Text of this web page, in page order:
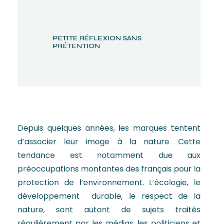
PETITE RÉFLEXION SANS
PRÉTENTION
Depuis quelques années, les marques tentent
d’associer leur image à la nature. Cette
tendance est notamment due aux
préoccupations montantes des français pour la
protection de l’environnement. L’écologie, le
développement durable, le respect de la
nature, sont autant de sujets traités